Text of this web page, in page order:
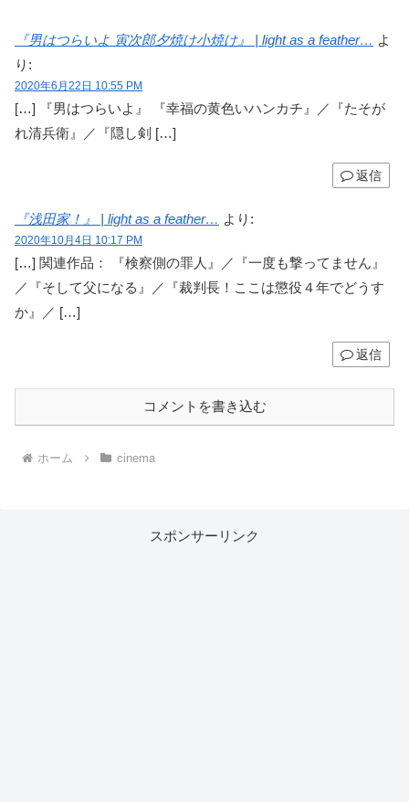
『男はつらいよ 寅次郎夕焼け小焼け』 | light as a feather… よ
り:
2020年6月22日 10:55 PM
[…] 『男はつらいよ』 『幸福の黄色いハンカチ』／『たそが
れ清兵衛』／『隠し剣 […]
返信
『浅田家！』 | light as a feather… より:
2020年10月4日 10:17 PM
[…] 関連作品： 『検察側の罪人』／『一度も撃ってません』
／『そして父になる』／『裁判長！ここは懲役４年でどうす
か』／ […]
返信
コメントを書き込む
ホーム cinema
スポンサーリンク